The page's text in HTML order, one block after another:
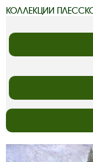
КОЛЛЕКЦИИ